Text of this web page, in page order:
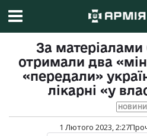
За матеріалами
отримали два
«передали»
лікарні «у
НОВИНИ
1 Лютого 2023, 2:27